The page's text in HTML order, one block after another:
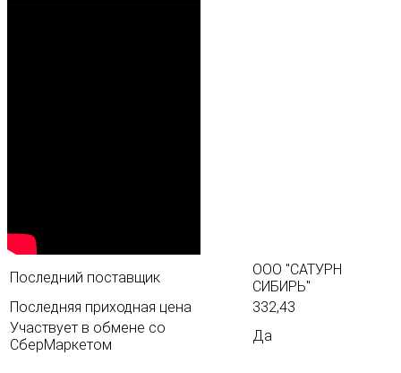
Последний поставщик
ООО "САТУРН
СИБИРЬ"
Последняя приходная цена
332,43
Участвует в обмене со
СберМаркетом
Да